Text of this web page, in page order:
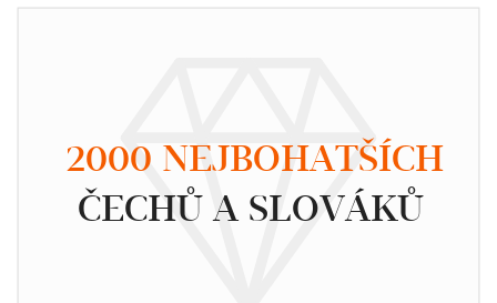
2000 NEJBOHATŠÍCH
ČECHŮ A SLOVÁKŮ